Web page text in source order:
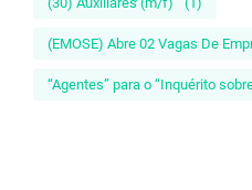
(EMOSE) Abre 02 Vagas De
“Agentes” para o “Inquérito